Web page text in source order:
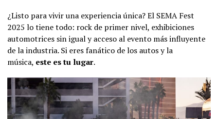
¿Listo para vivir una experiencia única? El SEMA Fest
2025 lo tiene todo: rock de primer nivel, exhibiciones
automotrices sin igual y acceso al evento más influyente
de la industria. Si eres fanático de los autos y la
música, este es tu lugar.